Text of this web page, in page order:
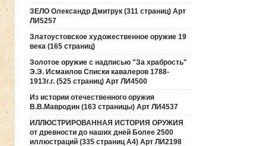
ЗЕЛО Олександр Дмитрук (311 страниц) Арт
ЛИ5257
Златоустовское художественное оружие 19
века (165 страниц)
Золотое оружие с надписью "За храбрость"
Э.Э. Исмаилов Списки кавалеров 1788-
1913г.г. (525 страниц) Арт ЛИ4500
Из истории отечественного оружия
В.В.Мавродин (163 страницы) Арт ЛИ4537
ИЛЛЮСТРИРОВАННАЯ ИСТОРИЯ ОРУЖИЯ
от древности до наших дней Более 2500
иллюстраций (335 страниц А4) Арт ЛИ2198